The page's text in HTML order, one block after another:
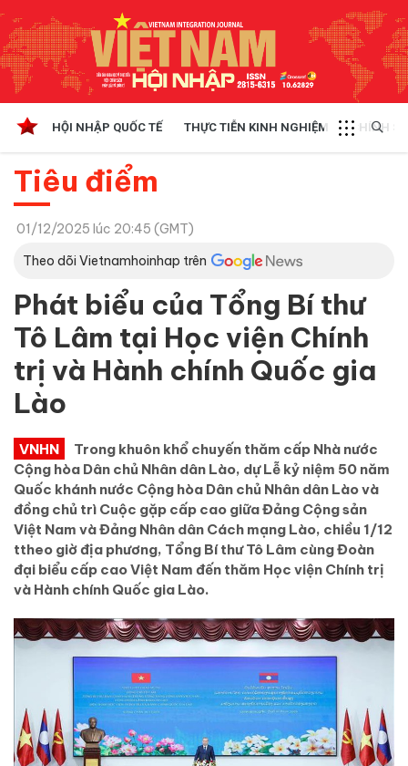
HỘI NHẬP QUỐC TẾ THỰC TIỄN KINH NGHIỆM CHÍNH
Tiêu điểm
01/12/2025 lúc 20:45 (GMT)
Theo dõi Vietnamhoinhap trên
Phát biểu của Tổng Bí thư
Tô Lâm tại Học viện Chính
trị và Hành chính Quốc gia
Lào
VNHN
Trong khuôn khổ chuyến thăm cấp Nhà nước
Cộng hòa Dân chủ Nhân dân Lào, dự Lễ kỷ niệm 50 năm
Quốc khánh nước Cộng hòa Dân chủ Nhân dân Lào và
đồng chủ trì Cuộc gặp cấp cao giữa Đảng Cộng sản
Việt Nam và Đảng Nhân dân Cách mạng Lào, chiều 1/12
ttheo giờ địa phương, Tổng Bí thư Tô Lâm cùng Đoàn
đại biểu cấp cao Việt Nam đến thăm Học viện Chính trị
và Hành chính Quốc gia Lào.